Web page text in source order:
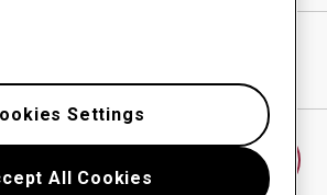
All Cookies
Settings